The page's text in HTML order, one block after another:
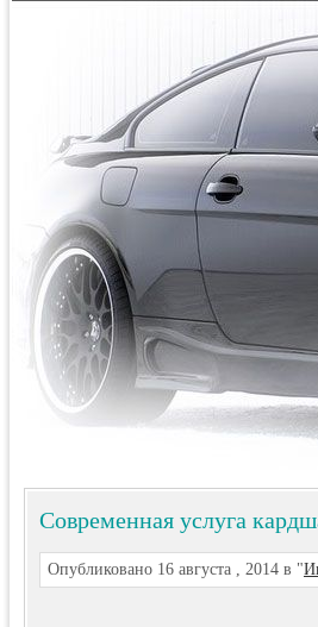
Современная услуга
Опубликовано 16 августа , 2014 в "